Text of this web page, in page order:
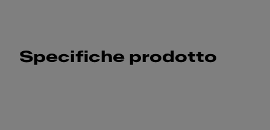
Specifiche prodotto